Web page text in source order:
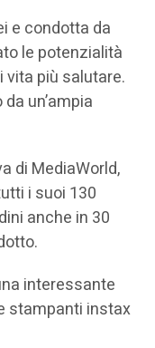
e condotta da
le potenzialità
più salutare.
un’ampia
di MediaWorld,
i suoi 130
anche in 30
interessante
stampanti instax